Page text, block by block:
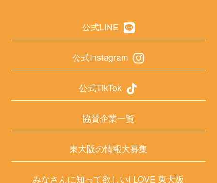
公式LINE
公式Instagram
公式TikTok
協賛企業一覧
東大阪の情報大募集
みなさんに知って欲しいI LOVE 東大阪